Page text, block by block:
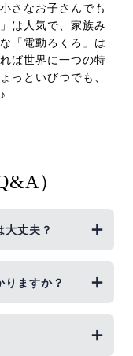
さなお子さんでも
は人気で、家族み
「電動ろくろ」は
ば世界に一つの特
っといびつでも、
）
大丈夫？
が充実。宿泊先
います。
りますか？
が、事前確認すれ